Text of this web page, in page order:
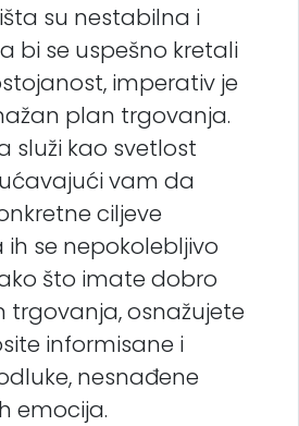
su nestabilna i
bi se uspešno kretali
imperativ je
plan trgovanja.
služi kao svetlost
vam da
ciljeve
se nepokolebljivo
što imate dobro
trgovanja, osnažujete
informisane i
nesnađene
emocija.